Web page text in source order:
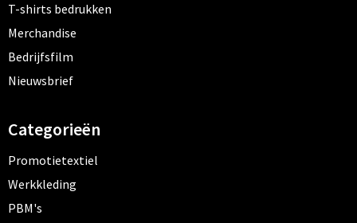
T-shirts bedrukken
Merchandise
Bedrijfsfilm
Nieuwsbrief
Categorieën
Promotietextiel
Werkkleding
PBM's